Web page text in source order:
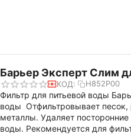
Барьер Эксперт Слим
КОД: Н852Р00
Фильтр для питьевой воды
воды Отфильтровывает
металлы. Удаляет
воды. Рекомендуется для